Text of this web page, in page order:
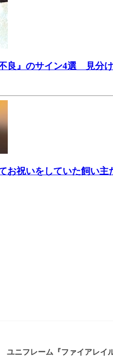
良』のサイン4選 見分
お祝いをしていた飼い
ユニフレーム『ファイアレイ